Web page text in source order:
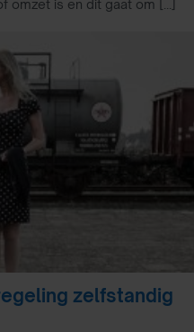
is en dit gaat om [...]
zelfstandig